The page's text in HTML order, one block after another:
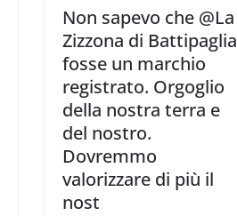
Non sapevo che @La
Zizzona di Battipaglia
fosse un marchio
registrato. Orgoglio
della nostra terra e
del nostro.
Dovremmo
valorizzare di più il
nost